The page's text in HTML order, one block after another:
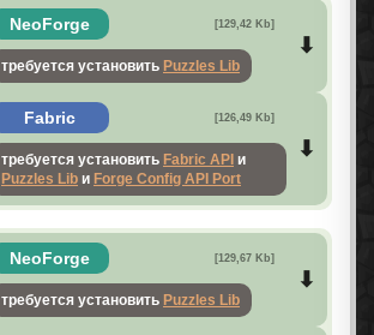
NeoForge [129,42 Kb]
требуется установить Puzzles Lib
Fabric [126,49 Kb]
требуется установить Fabric API и
Puzzles Lib и Forge Config API Port
NeoForge [129,67 Kb]
требуется установить Puzzles Lib